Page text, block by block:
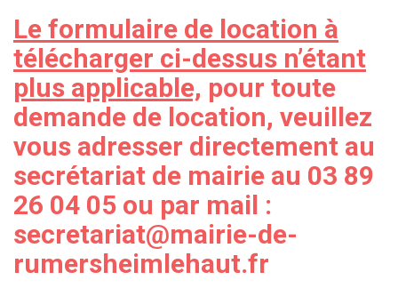
Le formulaire de location à
télécharger ci-dessus n’étant
plus applicable, pour toute
demande de location, veuillez
vous adresser directement au
secrétariat de mairie au 03 89
26 04 05 ou par mail :
secretariat@mairie-de-
rumersheimlehaut.fr